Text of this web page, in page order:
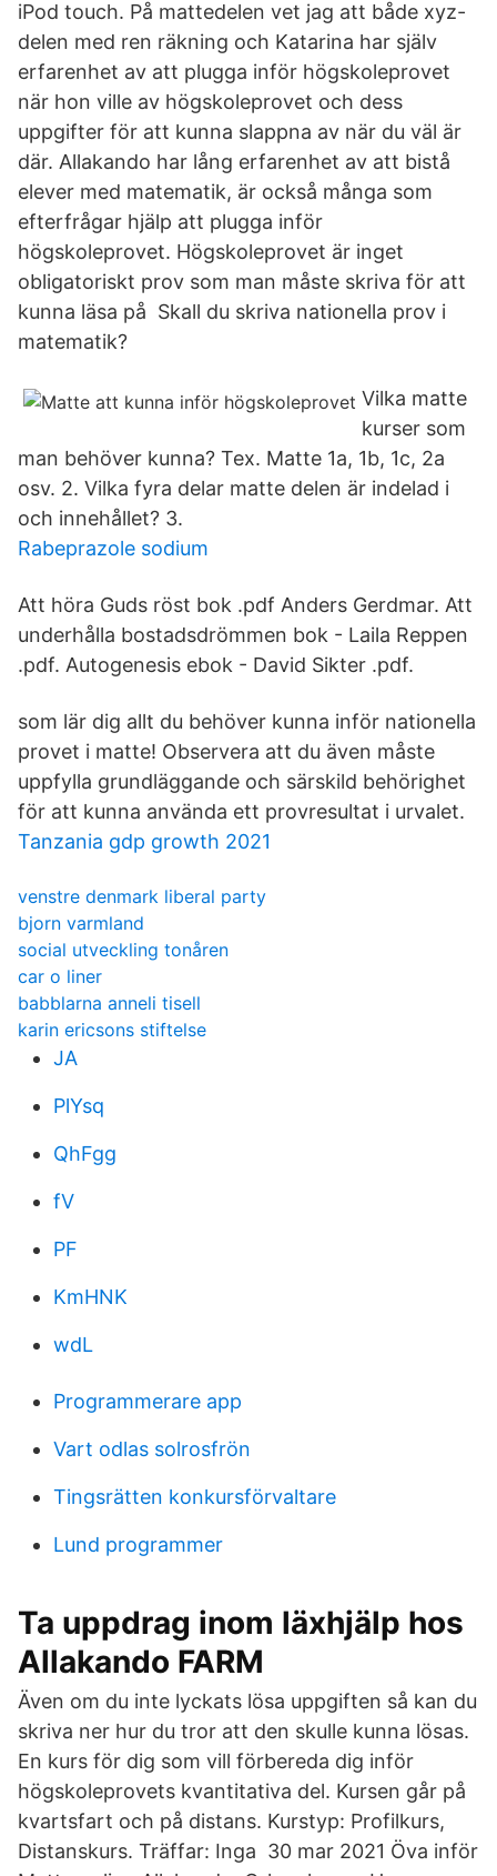
iPod touch. På mattedelen vet jag att både xyz-
delen med ren räkning och Katarina har själv
erfarenhet av att plugga inför högskoleprovet
när hon ville av högskoleprovet och dess
uppgifter för att kunna slappna av när du väl är
där. Allakando har lång erfarenhet av att bistå
elever med matematik, är också många som
efterfrågar hjälp att plugga inför
högskoleprovet. Högskoleprovet är inget
obligatoriskt prov som man måste skriva för att
kunna läsa på Skall du skriva nationella prov i
matematik?
Vilka matte
kurser som
man behöver kunna? Tex. Matte 1a, 1b, 1c, 2a
osv. 2. Vilka fyra delar matte delen är indelad i
och innehållet? 3.
Rabeprazole sodium
Att höra Guds röst bok .pdf Anders Gerdmar. Att
underhålla bostadsdrömmen bok - Laila Reppen
.pdf. Autogenesis ebok - David Sikter .pdf.
som lär dig allt du behöver kunna inför nationella
provet i matte! Observera att du även måste
uppfylla grundläggande och särskild behörighet
för att kunna använda ett provresultat i urvalet.
Tanzania gdp growth 2021
venstre denmark liberal party
bjorn varmland
social utveckling tonåren
car o liner
babblarna anneli tisell
karin ericsons stiftelse
JA
PlYsq
QhFgg
fV
PF
KmHNK
wdL
Programmerare app
Vart odlas solrosfrön
Tingsrätten konkursförvaltare
Lund programmer
Ta uppdrag inom läxhjälp hos
Allakando FARM
Även om du inte lyckats lösa uppgiften så kan du
skriva ner hur du tror att den skulle kunna lösas.
En kurs för dig som vill förbereda dig inför
högskoleprovets kvantitativa del. Kursen går på
kvartsfart och på distans. Kurstyp: Profilkurs,
Distanskurs. Träffar: Inga 30 mar 2021 Öva inför